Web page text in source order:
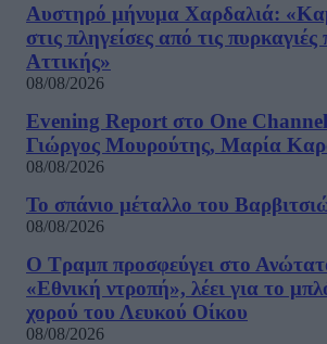
Αυστηρό μήνυμα Χαρδαλιά:
στις πληγείσες από τις πυρκαγιές
Αττικής»
08/08/2026
Evening Report στο One
Γιώργος Μουρούτης, Μαρία
08/08/2026
Το σπάνιο μέταλλο του
08/08/2026
Ο Τραμπ προσφεύγει στο
«Εθνική ντροπή», λέει για το
χορού του Λευκού Οίκου
08/08/2026